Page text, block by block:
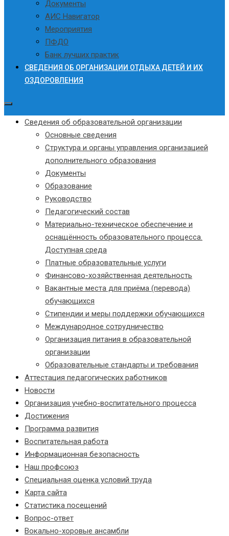
Документы
АИС Навигатор
Мероприятия
ПФДО
Банк лучших практик
СВЕДЕНИЯ ОБ ОРГАНИЗАЦИИ ОТДЫХА ДЕТЕЙ И ИХ
ОЗДОРОВЛЕНИЯ
Сведения об образовательной организации
Основные сведения
Структура и органы управления организацией
дополнительного образования
Документы
Образование
Руководство
Педагогический состав
Материально-техническое обеспечение и
оснащённость образовательного процесса.
Доступная среда
Платные образовательные услуги
Финансово-хозяйственная деятельность
Вакантные места для приёма (перевода)
обучающихся
Стипендии и меры поддержки обучающихся
Международное сотрудничество
Организация питания в образовательной
организации
Образовательные стандарты и требования
Аттестация педагогических работников
Новости
Организация учебно-воспитательного процесса
Достижения
Программа развития
Воспитательная работа
Информационная безопасность
Наш профсоюз
Специальная оценка условий труда
Карта сайта
Статистика посещений
Вопрос-ответ
Вокально-хоровые ансамбли